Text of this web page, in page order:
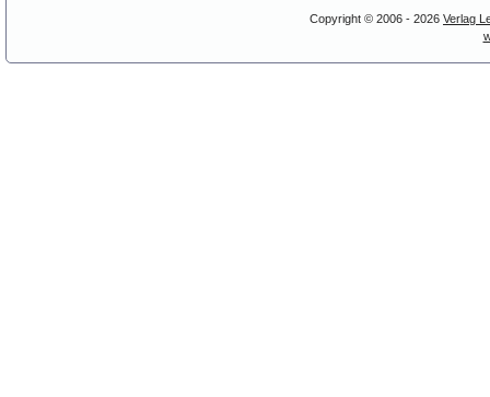
Copyright © 2006 - 2026 Verlag